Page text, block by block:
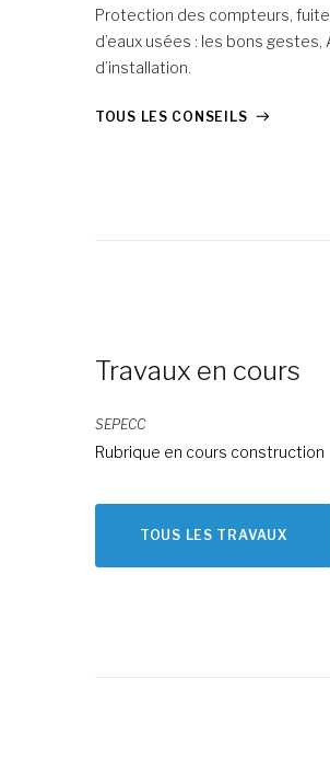
Protection des compteurs,
d’eaux usées : les bons gestes,
d’installation.
TOUS LES CONSEILS
Travaux en cours
SEPECC
Rubrique en cours construction
TOUS LES TRAVAUX